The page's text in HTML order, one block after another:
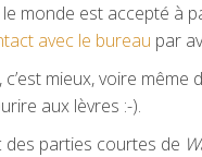
monde est accepté à
avec le bureau par
mieux, voire même
aux lèvres :-).
des parties courtes de